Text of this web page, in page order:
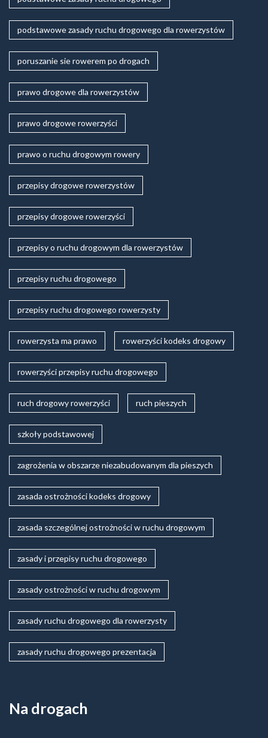
podstawowe zasady ruchu drogowego dla rowerzystów
poruszanie sie rowerem po drogach
prawo drogowe dla rowerzystów
prawo drogowe rowerzyści
prawo o ruchu drogowym rowery
przepisy drogowe rowerzystów
przepisy drogowe rowerzyści
przepisy o ruchu drogowym dla rowerzystów
przepisy ruchu drogowego
przepisy ruchu drogowego rowerzysty
rowerzysta ma prawo rowerzyści kodeks drogowy
rowerzyści przepisy ruchu drogowego
ruch drogowy rowerzyści ruch pieszych
szkoły podstawowej
zagrożenia w obszarze niezabudowanym dla pieszych
zasada ostrożności kodeks drogowy
zasada szczególnej ostrożności w ruchu drogowym
zasady i przepisy ruchu drogowego
zasady ostrożności w ruchu drogowym
zasady ruchu drogowego dla rowerzysty
zasady ruchu drogowego prezentacja
Na drogach